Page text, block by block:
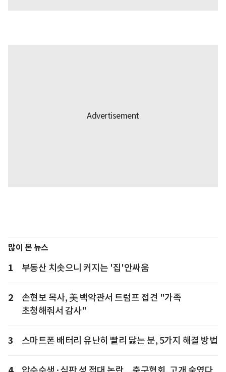
많이 본 뉴스
1 부동산 치솟으니 커지는 '집'안싸움
2
손현보 목사, 美 백악관서 트럼프 접견 "가족
초청해줘서 감사"
3 스마트폰 배터리 유난히 빨리 닳는 분, 5가지 해결 방법